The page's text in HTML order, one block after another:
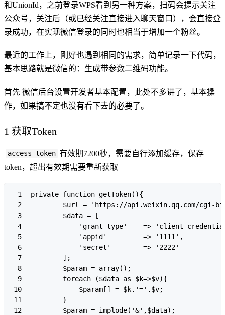
和UnionId，之前登录WPS看到另一种方案，扫码会提示关注
公众号，关注后（或已经关注直接进入聊天窗口），会直接登
录成功，在实现微信登录的同时也相当于增加一个粉丝。
最近的工作上，刚好也遇到相同的需求，简单记录一下代码，
基本思路就是微信的：生成带参数二维码功能。
首先 微信后台设置开发者基本配置，此处不多讲了，基本操
作，如果搞不定也没有看下去的必要了。
1 获取Token
access_token 有效期7200秒，需要自行添加缓存，保存
token，超出有效期需要重新获取
1
2
3
4
5
6
7
8
9
10
11
12
private function getToken(){
$url = 'https://api.weixin.qq.com/cgi-
        $data = [
'grant_type'    =>
            'appid'         => '1111',
            'secret'        => '2222'
        ];
        $param = array();
        foreach ($data as $k=>$v){
            $param[] = $k.'='.$v;
        }
        $param = implode('&',$data);